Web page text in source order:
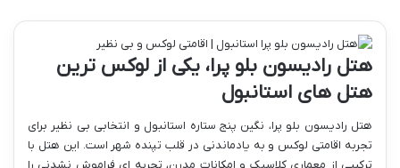
هتل رادیسون بلو پرا، یکی از لوکس ترین
هتل های استانبول
هتل رادیسون بلو پرا، نگین پنج ستاره استانبول و انتخابی بی نظیر برای
تجربه اقامتی لوکس و به یادماندنی در قلب تپنده شهر است. این هتل با
ترکیبی از معماری کلاسیک و امکانات مدرن، تجربه ای فراموش نشدنی را